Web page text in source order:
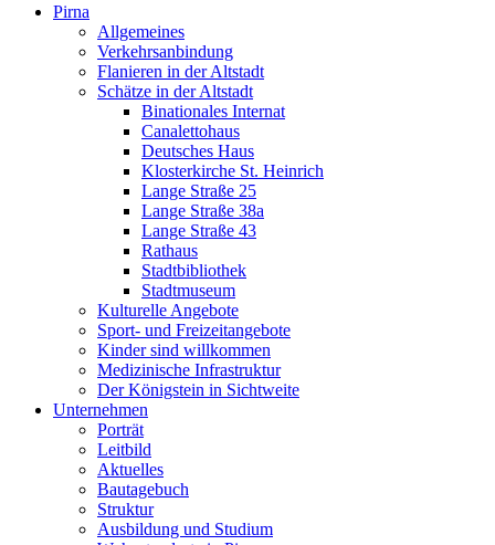
Pirna
Allgemeines
Verkehrsanbindung
Flanieren in der Altstadt
Schätze in der Altstadt
Binationales Internat
Canalettohaus
Deutsches Haus
Klosterkirche St. Heinrich
Lange Straße 25
Lange Straße 38a
Lange Straße 43
Rathaus
Stadtbibliothek
Stadtmuseum
Kulturelle Angebote
Sport- und Freizeitangebote
Kinder sind willkommen
Medizinische Infrastruktur
Der Königstein in Sichtweite
Unternehmen
Porträt
Leitbild
Aktuelles
Bautagebuch
Struktur
Ausbildung und Studium